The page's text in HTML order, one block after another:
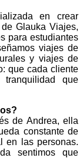
en crear
Glauka Viajes,
para estudiantes
viajes de
y viajes de
que cada cliente
que
de Andrea, ella
constante de
en las personas.
sentimos que